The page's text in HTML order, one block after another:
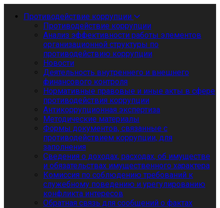
Противодействие коррупции
Противодействие коррупции
Анализ эффективности работы элементов
организационной структуры по
противодействию коррупции
Новости
Деятельность внутреннего и внешнего
финансового контроля
Нормативные правовые и иные акты в сфере
противодействия коррупции
Антикоррупционная экспертиза
Методические материалы
Формы документов, связанные с
противодействием коррупции, для
заполнения
Сведения о доходах, расходах, об имуществе
и обязательствах имущественного характера
Комиссия по соблюдению требований к
служебному поведению и урегулированию
конфликта интересов
Обратная связь для сообщений о фактах